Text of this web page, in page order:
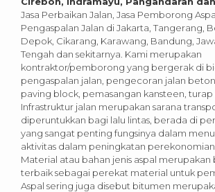
Jasa Perbaikan Jalan, Jasa Pemborong Aspal
Pengaspalan Jalan di Jakarta, Tangerang, Bekasi, Bogor,
Depok, Cikarang, Karawang, Bandung, Jawa Barat, Jawa
Tengah dan sekitarnya. Kami merupakan
kontraktor/pemborong yang bergerak di
pengaspalan jalan, pengecoran jalan beton, pemasangan
paving block, pemasangan kansteen, turap dan sebagainya.
Infrastruktur jalan merupakan sarana transportasi darat yang
diperuntukkan bagi lalu lintas, berada di permukaan tanah
yang sangat penting fungsinya dalam
aktivitas dalam peningkatan perekonomian masyarakat.
Material atau bahan jenis aspal merupakan bahan yang
terbaik sebagai perekat material untuk pembuatan jalan.
Aspal sering juga disebut bitumen